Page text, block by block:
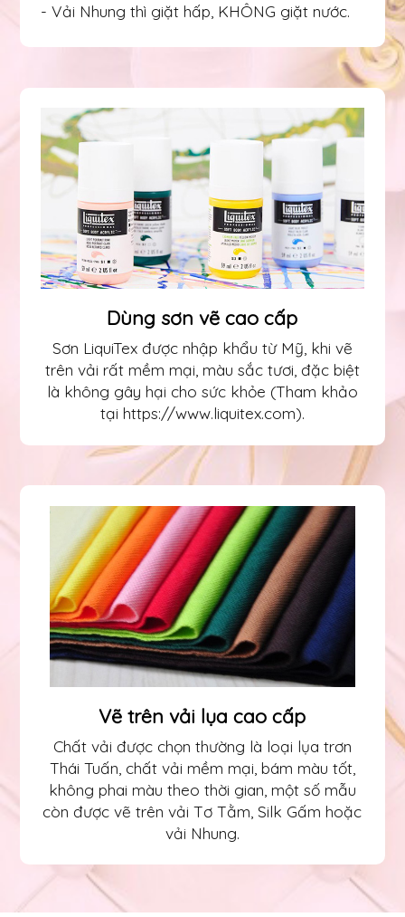
- Vải Nhung thì giặt hấp, KHÔNG giặt nước.
Dùng sơn vẽ cao cấp
Sơn LiquiTex được nhập khẩu từ Mỹ, khi vẽ
trên vải rất mềm mại, màu sắc tươi, đặc biệt
là không gây hại cho sức khỏe (Tham khảo
tại https://www.liquitex.com).
Vẽ trên vải lụa cao cấp
Chất vải được chọn thường là loại lụa trơn
Thái Tuấn, chất vải mềm mại, bám màu tốt,
không phai màu theo thời gian, một số mẫu
còn được vẽ trên vải Tơ Tằm, Silk Gấm hoặc
vải Nhung.